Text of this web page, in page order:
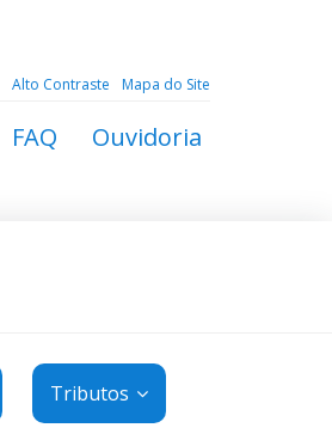
Alto Contraste Mapa do Site
FAQ Ouvidoria
Tributos